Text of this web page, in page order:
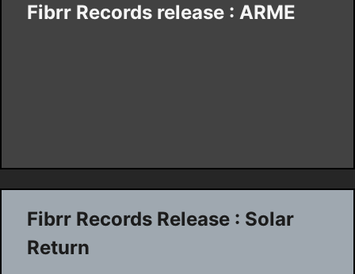
Fibrr Records release : ARME
Fibrr Records Release : Solar
Return